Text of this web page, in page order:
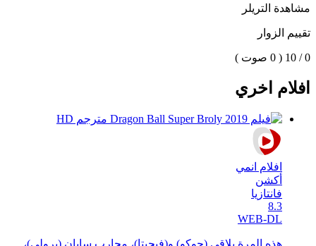
مشاهدة التريلر
تقييم الزوار
0 / 10 ( 0 صوت )
افلام اخري
افلام انمي
أكشن
فانتازيا
8.3
WEB-DL
هذه المرة يلاقي (جوكو) و(فيجيتا)، محارب سايان (برولي)،